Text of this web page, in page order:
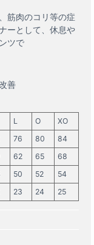
筋肉のコリ等の症
ーとして、休息や
ツで
善
L O
XO
76 80
84
62 65
68
50 52
54
23 24 25